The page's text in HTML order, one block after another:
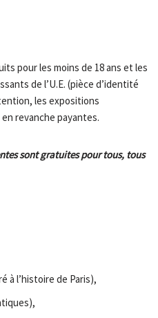
pour les moins de 18 ans et les
de l’U.E. (pièce d’identité
les expositions
revanche payantes.
sont gratuites pour tous, tous
à l’histoire de Paris),